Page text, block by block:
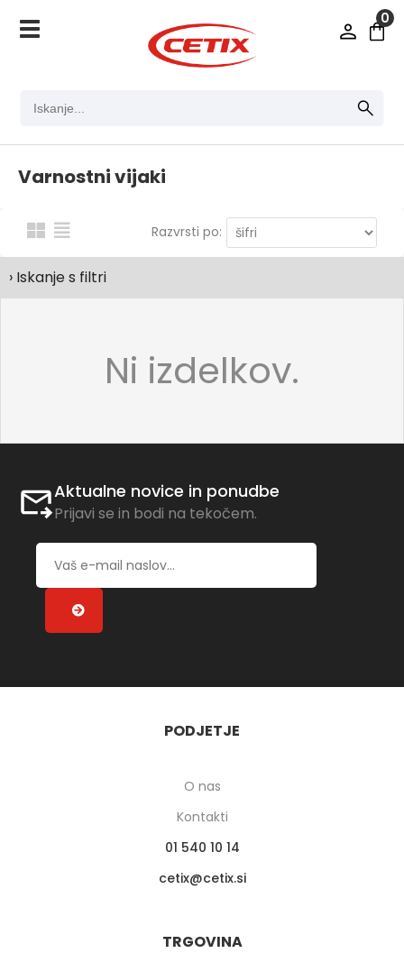
0
Varnostni vijaki
Razvrsti po:
› Iskanje s filtri
Ni izdelkov.
Aktualne novice in ponudbe
Prijavi se in bodi na tekočem.
PODJETJE
O nas
Kontakti
01 540 10 14
cetix
cetix.si
TRGOVINA